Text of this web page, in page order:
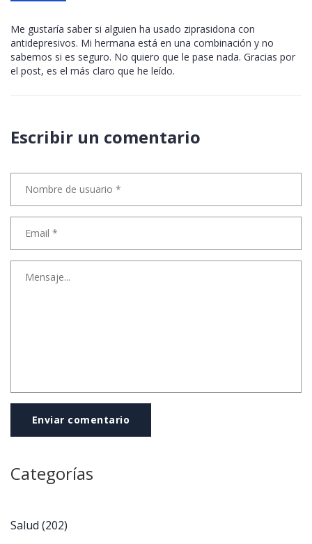
Me gustaría saber si alguien ha usado ziprasidona con
antidepresivos. Mi hermana está en una combinación y no
sabemos si es seguro. No quiero que le pase nada. Gracias por
el post, es el más claro que he leído.
Escribir un comentario
Enviar comentario
Categorías
Salud (202)